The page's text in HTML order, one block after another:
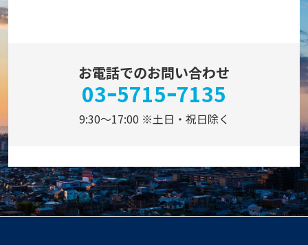
お電話でのお問い合わせ
03ｰ5715ｰ7135
9:30～17:00 ※土日・祝日除く